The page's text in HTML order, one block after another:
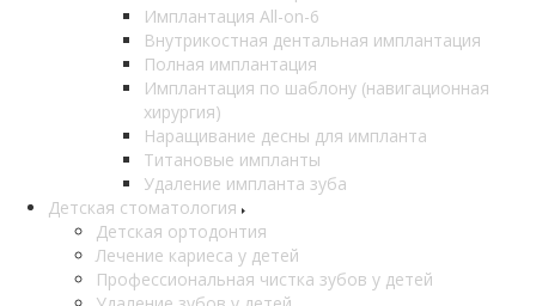
Имплантация All-on-6
Внутрикостная дентальная имплантация
Полная имплантация
Имплантация по шаблону (навигационная
хирургия)
Наращивание десны для импланта
Титановые импланты
Удаление импланта зуба
Детская стоматология
Детская ортодонтия
Лечение кариеса у детей
Профессиональная чистка зубов у детей